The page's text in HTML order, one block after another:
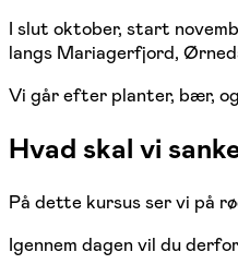
I slut oktober, start
langs Mariagerfjord,
Vi går efter planter, bær,
Hvad skal vi
På dette kursus ser vi på
Igennem dagen vil du